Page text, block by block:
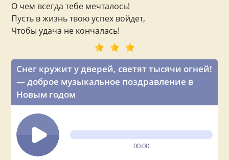
Снег кружит у дверей, светят тысячи огней!
— доброе музыкальное поздравление в
Новым годом
00:00
О чем всегда тебе мечталось!
Пусть в жизнь твою успех войдет,
Чтобы удача не кончалась!